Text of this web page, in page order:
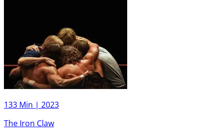
133 Min | 2023
The Iron Claw